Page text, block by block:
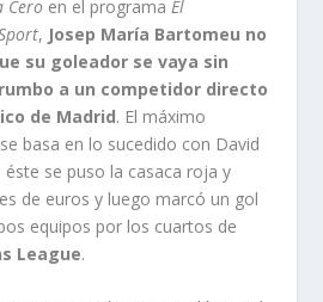
Cero en el programaEl
, Josep María Bartomeu no
su goleador se vaya sin
a un competidor directo
de Madrid. El máximo
basa en lo sucedido con David
éste se puso la casaca roja y
de euros y luego marcó un gol
equipos por los cuartos de
League.